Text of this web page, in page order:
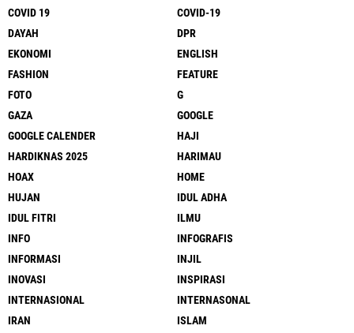
COVID 19
COVID-19
DAYAH
DPR
EKONOMI
ENGLISH
FASHION
FEATURE
FOTO
G
GAZA
GOOGLE
GOOGLE CALENDER
HAJI
HARDIKNAS 2025
HARIMAU
HOAX
HOME
HUJAN
IDUL ADHA
IDUL FITRI
ILMU
INFO
INFOGRAFIS
INFORMASI
INJIL
INOVASI
INSPIRASI
INTERNASIONAL
INTERNASONAL
IRAN
ISLAM